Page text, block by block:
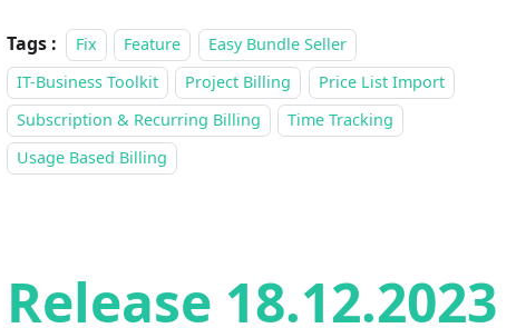
Tags : Fix Feature
Easy Bundle Seller
IT-Business Toolkit
Project Billing
Price List Import
Subscription & Recurring Billing
Time Tracking
Usage Based Billing
Release 18.12.2023